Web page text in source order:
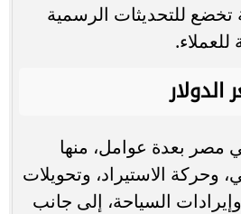
تخضع للتحديثات الرسمية
مصر بعدة عوامل، منها
وحركة الاستيراد، وتحويلات
السياحة، إلى جانب